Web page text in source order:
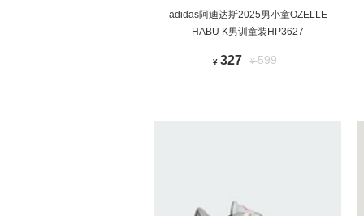
adidas阿迪达斯2025男小童OZELLE
HABU K男训童装HP3627
¥ 327 ¥599